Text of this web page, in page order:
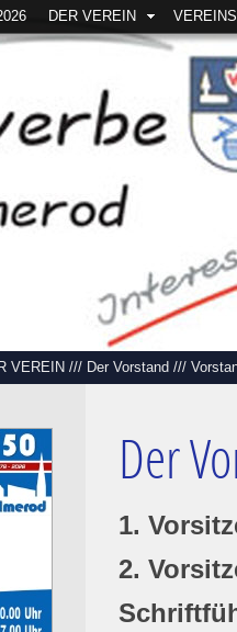
DER VEREIN
VEREIN /// Der Vorstand ///
Der
1.
2.